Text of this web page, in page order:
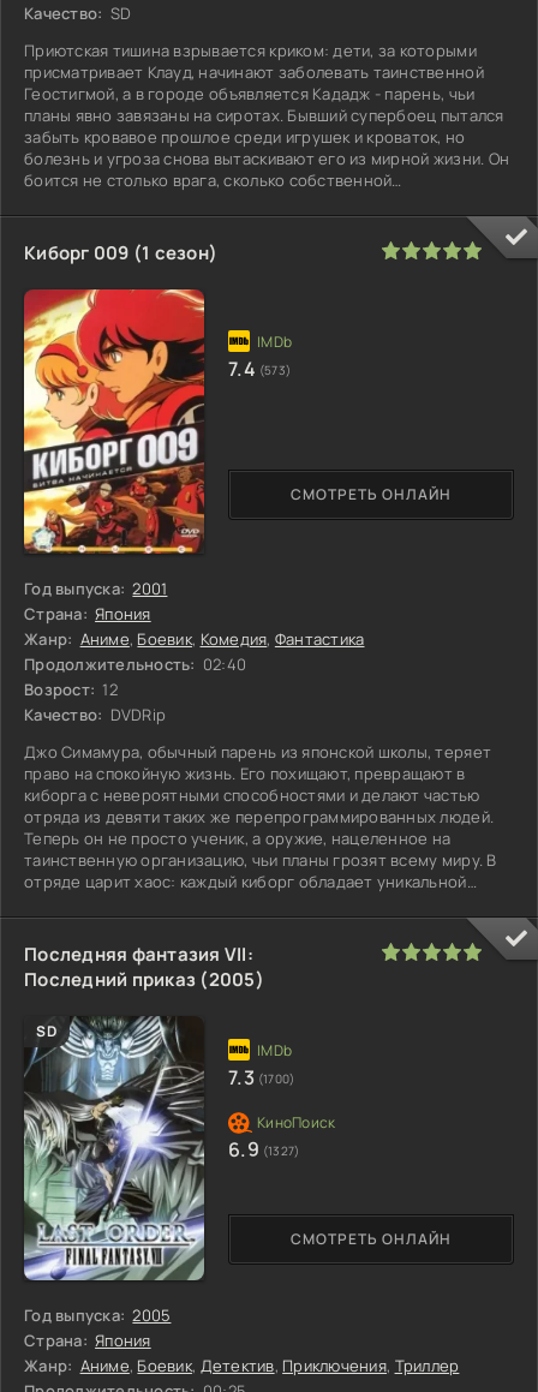
Качество: SD
Приютская тишина взрывается криком: дети, за которыми
присматривает Клауд, начинают заболевать таинственной
Геостигмой, а в городе объявляется Кададж - парень, чьи
планы явно завязаны на сиротах. Бывший супербоец пытался
забыть кровавое прошлое среди игрушек и кроваток, но
болезнь и угроза снова вытаскивают его из мирной жизни. Он
боится не столько врага, сколько собственной
Киборг 009 (1 сезон)
Год выпуска: 2001
Страна: Япония
Жанр: Аниме, Боевик, Комедия, Фантастика
Продолжительность: 02:40
Возрост: 12
Качество: DVDRip
Джо Симамура, обычный парень из японской школы, теряет
право на спокойную жизнь. Его похищают, превращают в
киборга с невероятными способностями и делают частью
отряда из девяти таких же перепрограммированных людей.
Теперь он не просто ученик, а оружие, нацеленное на
таинственную организацию, чьи планы грозят всему миру. В
отряде царит хаос: каждый киборг обладает уникальной
СМОТРЕТЬ ОНЛАЙН
7.4 (573)
100
Последняя фантазия VII:
Последний приказ (2005)
SD
Год выпуска: 2005
Страна: Япония
Жанр: Аниме, Боевик, Детектив, Приключения, Триллер
СМОТРЕТЬ ОНЛАЙН
7.3 (1700)
6.9 (1327)
100